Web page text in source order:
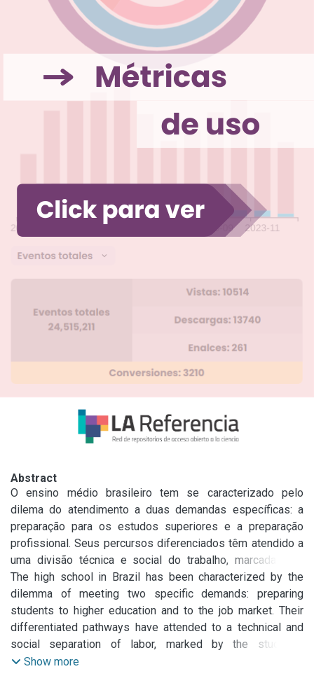
Abstract
O ensino médio brasileiro tem se caracterizado pelo
dilema do atendimento a duas demandas específicas: a
preparação para os estudos superiores e a preparação
profissional. Seus percursos diferenciados têm atendido a
uma divisão técnica e social do trabalho, marcada pela
origem socioeconômica dos alunos e se traduz nos baixos
índices de acesso ao ensino médio pelos jovens das
camadas mais pobres da população. Diversas políticas,
embates e articulações por parte dos poderes públicos e
dos grupos de interesse envolvidos com a questão têm
sido empreendidos, no sentido de superar a dualidade
The high school in Brazil has been characterized by the
dilemma of meeting two specific demands: preparing
students to higher education and to the job market. Their
differentiated pathways have attended to a technical and
social separation of labor, marked by the students’
socioeconomic background and revealed by the low levels
Show more